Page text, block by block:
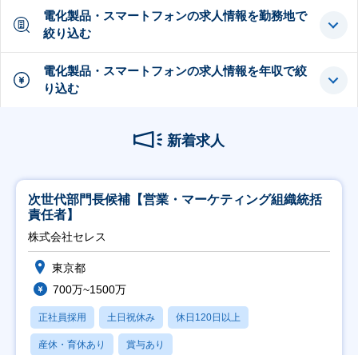
電化製品・スマートフォンの求人情報を勤務地で
絞り込む
電化製品・スマートフォンの求人情報を年収で絞
り込む
新着求人
次世代部門長候補【営業・マーケティング組織統括
責任者】
株式会社セレス
東京都
700万~1500万
正社員採用 土日祝休み 休日120日以上
産休・育休あり 賞与あり